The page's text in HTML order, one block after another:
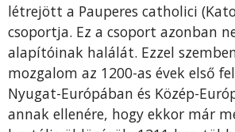
létrejött a Pauperes catholici
csoportja. Ez a csoport azonban
alapítóinak halálát. Ezzel
mozgalom az 1200-as évek első
Nyugat-Európában és Közép-
annak ellenére, hogy ekkor már